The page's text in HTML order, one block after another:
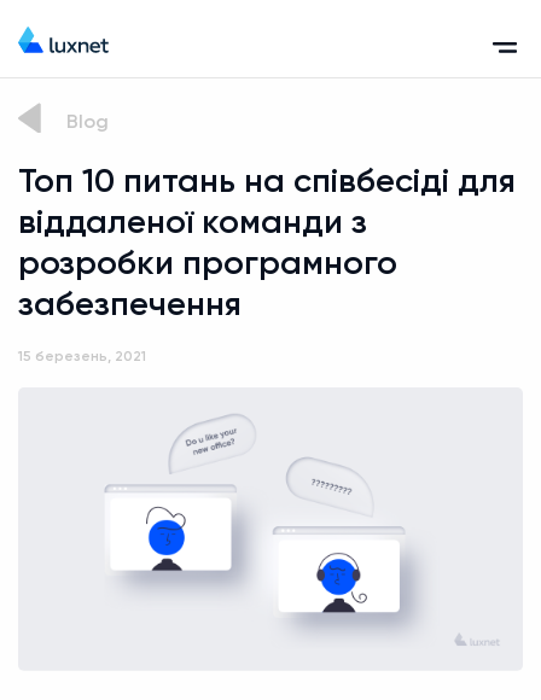
Blog
Топ 10 питань на співбесіді для
віддаленої команди з
розробки програмного
забезпечення
15 березень, 2021